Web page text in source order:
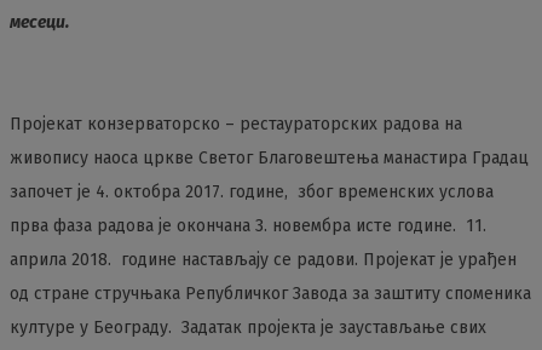
месеци.
Пројекат конзерваторско – рестаураторских радова на
живопису наоса цркве Светог Благовештења манастира Градац
започет је 4. октобра 2017. године, због временских услова
прва фаза радова је окончана 3. новембра исте године. 11.
априла 2018. године настављају се радови. Пројекат је урађен
од стране стручњака Републичког Завода за заштиту споменика
културе у Београду. Задатак пројекта је заустављање свих